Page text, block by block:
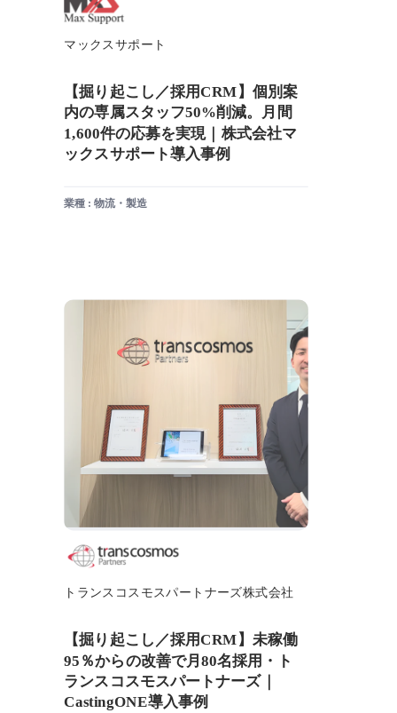
マックスサポート
【掘り起こし／採用CRM】個別案
内の専属スタッフ50%削減。月間
1,600件の応募を実現｜株式会社マ
ックスサポート導入事例
業種 : 物流・製造
トランスコスモスパートナーズ株式会社
【掘り起こし／採用CRM】未稼働
95％からの改善で月80名採用・ト
ランスコスモスパートナーズ｜
CastingONE導入事例